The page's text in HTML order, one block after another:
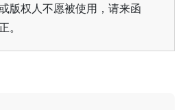
版权人不愿被使用，请来函
。